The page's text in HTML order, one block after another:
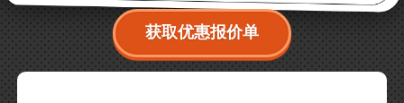
获取优惠报价单